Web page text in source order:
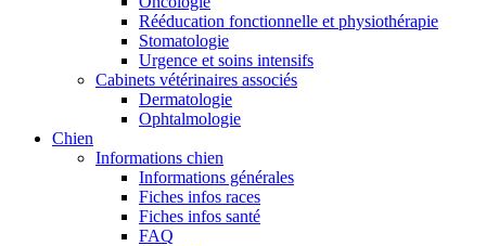
Rééducation fonctionnelle et physiothérapie
Stomatologie
Urgence et soins intensifs
Cabinets vétérinaires associés
Dermatologie
Ophtalmologie
Chien
Informations chien
Informations générales
Fiches infos races
Fiches infos santé
FAQ